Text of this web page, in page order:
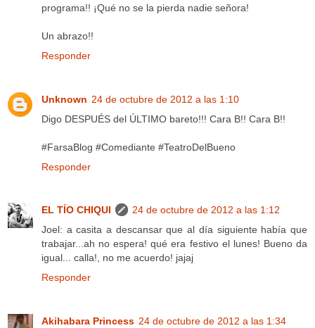
programa!! ¡Qué no se la pierda nadie señora!
Un abrazo!!
Responder
Unknown 24 de octubre de 2012 a las 1:10
Digo DESPUÉS del ÚLTIMO bareto!!! Cara B!! Cara B!!
#FarsaBlog #Comediante #TeatroDelBueno
Responder
EL TÍO CHIQUI
24 de octubre de 2012 a las 1:12
Joel: a casita a descansar que al día siguiente había que
trabajar...ah no espera! qué era festivo el lunes! Bueno da
igual... calla!, no me acuerdo! jajaj
Responder
Akihabara Princess 24 de octubre de 2012 a las 1:34